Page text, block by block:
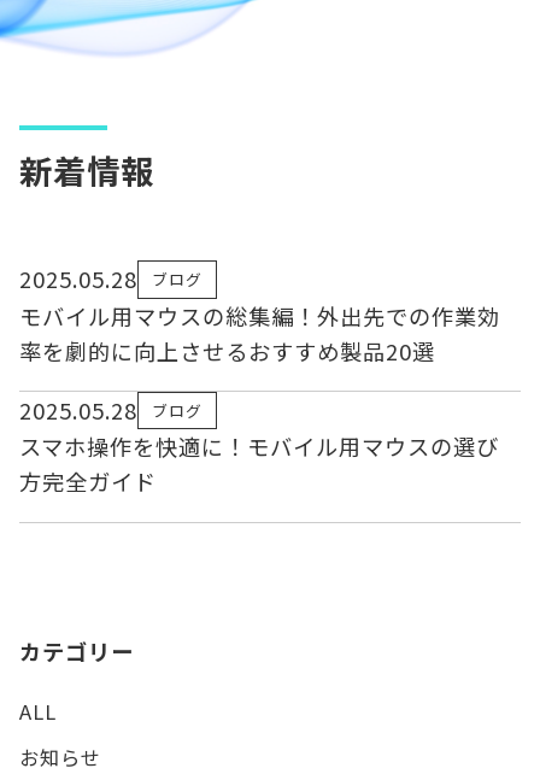
新着情報
2025.05.28 ブログ
モバイル用マウスの総集編！外出先での作業効
率を劇的に向上させるおすすめ製品20選
2025.05.28
ブログ
スマホ操作を快適に！モバイル用マウスの選び
方完全ガイド
カテゴリー
ALL
お知らせ